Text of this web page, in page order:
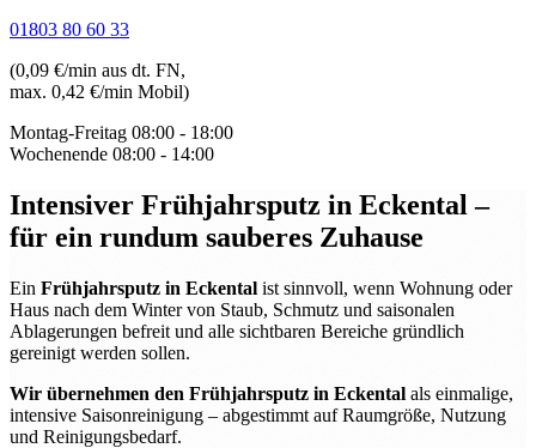
01803 80 60 33
(0,09 €/min aus dt. FN,
max. 0,42 €/min Mobil)
Montag-Freitag 08:00 - 18:00
Wochenende 08:00 - 14:00
Intensiver Frühjahrsputz in Eckental–
für ein rundum sauberes Zuhause
Ein Frühjahrsputz in Eckental ist sinnvoll, wenn Wohnung oder
Haus nach dem Winter von Staub, Schmutz und saisonalen
Ablagerungen befreit und alle sichtbaren Bereiche gründlich
gereinigt werden sollen.
Wir übernehmen den Frühjahrsputz in Eckental als einmalige,
intensive Saisonreinigung – abgestimmt auf Raumgröße, Nutzung
und Reinigungsbedarf.